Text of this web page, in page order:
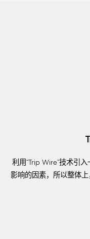
利用“Trip Wire”技术引
影响的因素，所以整体